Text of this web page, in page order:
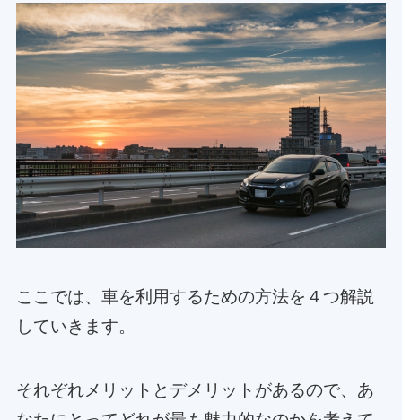
ここでは、車を利用するための方法を４つ解説
していきます。
それぞれメリットとデメリットがあるので、あ